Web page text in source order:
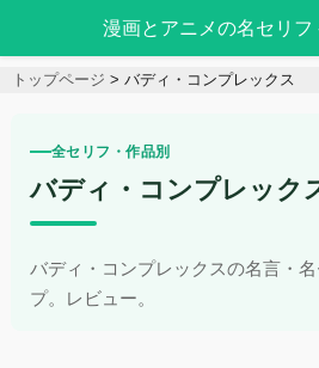
漫画とアニメの名セリフ
トップページ バディ・コンプレックス
全セリフ・作品別
バディ・コンプレック
バディ・コンプレックスの名言・
プ。レビュー。